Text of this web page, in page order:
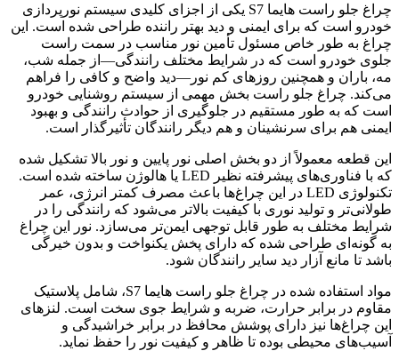
چراغ جلو راست هایما S7 یکی از اجزای کلیدی سیستم نورپردازی
خودرو است که برای ایمنی و دید بهتر راننده طراحی شده است. این
چراغ به طور خاص مسئول تأمین نور مناسب در سمت راست
جلوی خودرو است که در شرایط مختلف رانندگی—از جمله شب،
مه، باران و همچنین روزهای کم‌ نور—دید واضح و کافی را فراهم
می‌کند. چراغ جلو راست بخش مهمی از سیستم روشنایی خودرو
است که به طور مستقیم در جلوگیری از حوادث رانندگی و بهبود
ایمنی هم برای سرنشینان و هم دیگر رانندگان تأثیرگذار است.
این قطعه معمولاً از دو بخش اصلی نور پایین و نور بالا تشکیل شده
که با فناوری‌های پیشرفته نظیر LED یا هالوژن ساخته شده است.
تکنولوژی LED در این چراغ‌ها باعث مصرف کمتر انرژی، عمر
طولانی‌تر و تولید نوری با کیفیت بالاتر می‌شود که رانندگی را در
شرایط مختلف به طور قابل توجهی ایمن‌تر می‌سازد. نور این چراغ
به گونه‌ای طراحی شده که دارای پخش یکنواخت و بدون خیرگی
باشد تا مانع آزار دید سایر رانندگان شود.
مواد استفاده شده در چراغ جلو راست هایما S7، شامل پلاستیک
مقاوم در برابر حرارت، ضربه و شرایط جوی سخت است. لنزهای
این چراغ‌ها نیز دارای پوشش محافظ در برابر خراشیدگی و
آسیب‌های محیطی بوده تا ظاهر و کیفیت نور را حفظ نماید.